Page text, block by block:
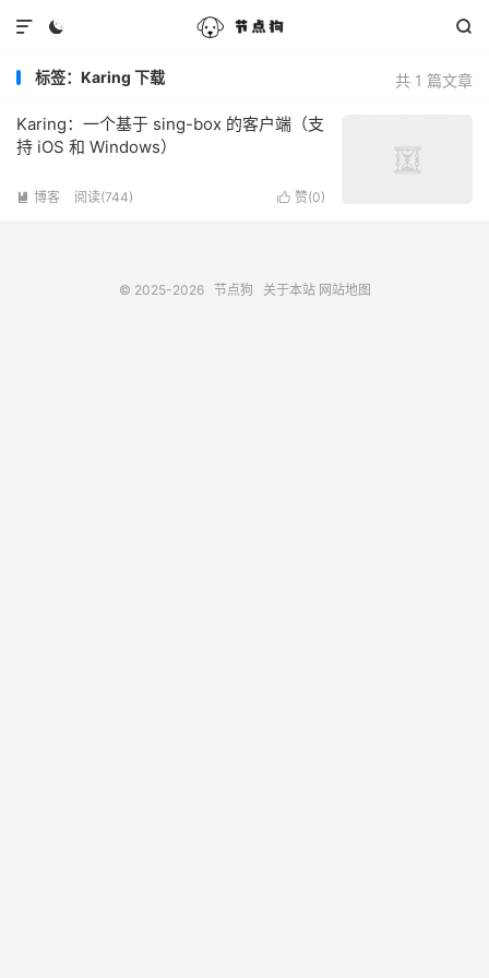
 

共 1 篇文章
标签：Karing 下载
Karing：一个基于 sing-box 的客户端（支
持 iOS 和 Windows）
 赞(0)
 博客 阅读(744)
© 2025-2026 节点狗 关于本站 网站地图